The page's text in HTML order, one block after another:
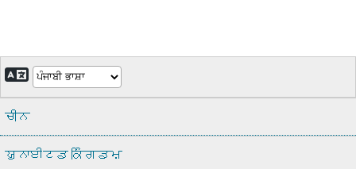
ਚੀਨ
ਯੁਨਾਈਟਡ ਕਿੰਗਡਮ